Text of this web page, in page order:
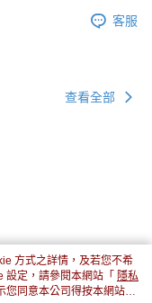
客服
查看全部
方式之詳情，及若您不希
設定，請參閱本網站「 隱私
您同意本公司得按本網站使